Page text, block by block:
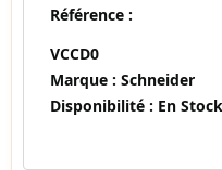
Référence :
VCCD0
Marque : Schneider
Disponibilité : En Stock